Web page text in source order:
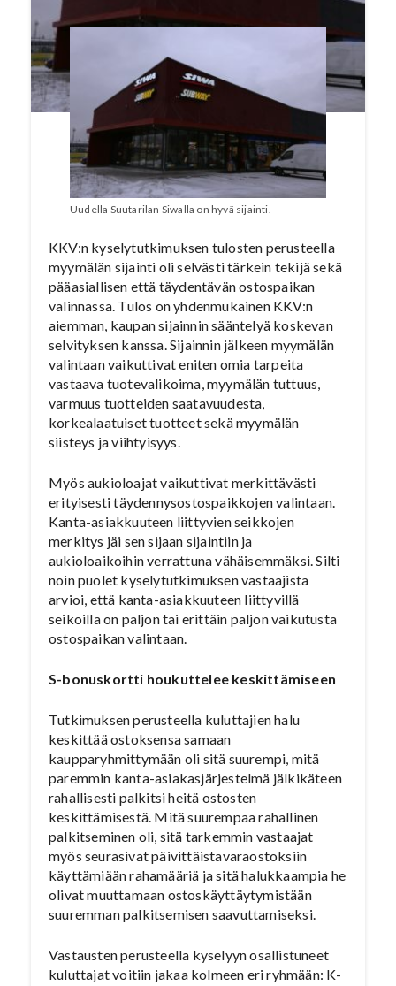
Uudella Suutarilan Siwalla on hyvä sijainti.
KKV:n kyselytutkimuksen tulosten perusteella
myymälän sijainti oli selvästi tärkein tekijä sekä
pääasiallisen että täydentävän ostospaikan
valinnassa. Tulos on yhdenmukainen KKV:n
aiemman, kaupan sijainnin sääntelyä koskevan
selvityksen kanssa. Sijainnin jälkeen myymälän
valintaan vaikuttivat eniten omia tarpeita
vastaava tuotevalikoima, myymälän tuttuus,
varmuus tuotteiden saatavuudesta,
korkealaatuiset tuotteet sekä myymälän
siisteys ja viihtyisyys.
Myös aukioloajat vaikuttivat merkittävästi
erityisesti täydennysostospaikkojen valintaan.
Kanta-asiakkuuteen liittyvien seikkojen
merkitys jäi sen sijaan sijaintiin ja
aukioloaikoihin verrattuna vähäisemmäksi. Silti
noin puolet kyselytutkimuksen vastaajista
arvioi, että kanta-asiakkuuteen liittyvillä
seikoilla on paljon tai erittäin paljon vaikutusta
ostospaikan valintaan.
S-bonuskortti houkuttelee keskittämiseen
Tutkimuksen perusteella kuluttajien halu
keskittää ostoksensa samaan
kaupparyhmittymään oli sitä suurempi, mitä
paremmin kanta-asiakasjärjestelmä jälkikäteen
rahallisesti palkitsi heitä ostosten
keskittämisestä. Mitä suurempaa rahallinen
palkitseminen oli, sitä tarkemmin vastaajat
myös seurasivat päivittäistavaraostoksiin
käyttämiään rahamääriä ja sitä halukkaampia he
olivat muuttamaan ostoskäyttäytymistään
suuremman palkitsemisen saavuttamiseksi.
Vastausten perusteella kyselyyn osallistuneet
kuluttajat voitiin jakaa kolmeen eri ryhmään: K-